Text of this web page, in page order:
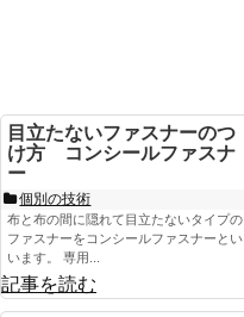
目立たないファスナーのつ
け方 コンシールファスナ
ー
個別の技術
布と布の間に隠れて目立たないタイプの
ファスナーをコンシールファスナーとい
います。 専用...
記事を読む